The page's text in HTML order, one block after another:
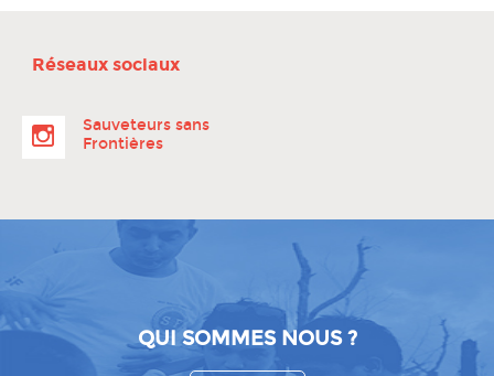
Réseaux sociaux
Sauveteurs sans
Frontières
QUI SOMMES NOUS ?